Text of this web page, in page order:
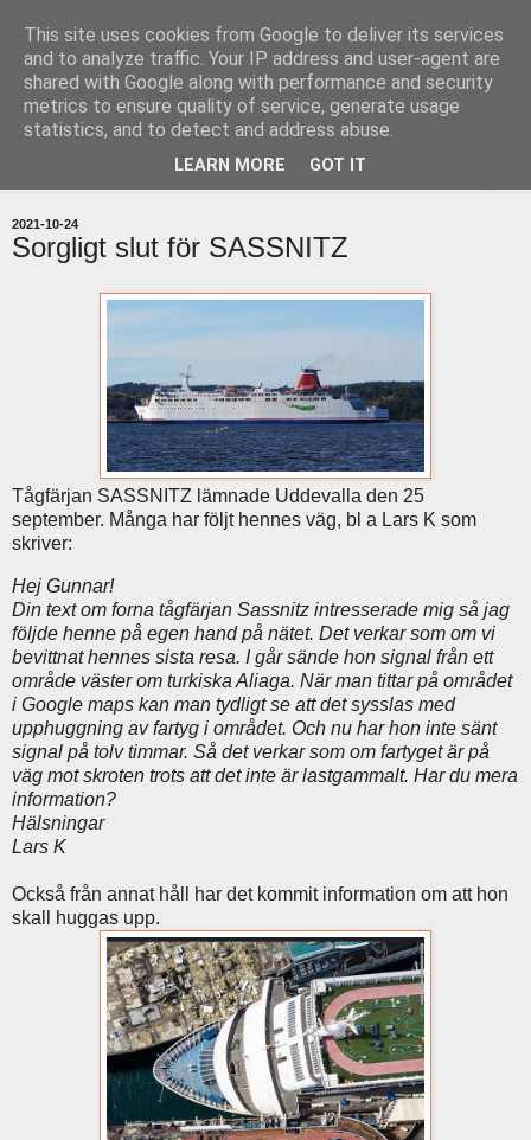
uddevallabloggen.se
med stort och smått från Uddevallas horisont
2021-10-24
Sorgligt slut för SASSNITZ
Tågfärjan SASSNITZ lämnade Uddevalla den 25
september. Många har följt hennes väg, bl a Lars K som
skriver:
Hej Gunnar!
Din text om forna tågfärjan Sassnitz intresserade mig så jag
följde henne på egen hand på nätet. Det verkar som om vi
bevittnat hennes sista resa. I går sände hon signal från ett
område väster om turkiska Aliaga. När man tittar på området
i Google maps kan man tydligt se att det sysslas med
upphuggning av fartyg i området. Och nu har hon inte sänt
signal på tolv timmar. Så det verkar som om fartyget är på
väg mot skroten trots att det inte är lastgammalt. Har du mera
information?
Hälsningar
Lars K
Också från annat håll har det kommit information om att hon
skall huggas upp.
This site uses cookies from Google to deliver its services
and to analyze traffic. Your IP address and user-agent are
shared with Google along with performance and security
metrics to ensure quality of service, generate usage
statistics, and to detect and address abuse.
LEARN MORE GOT IT